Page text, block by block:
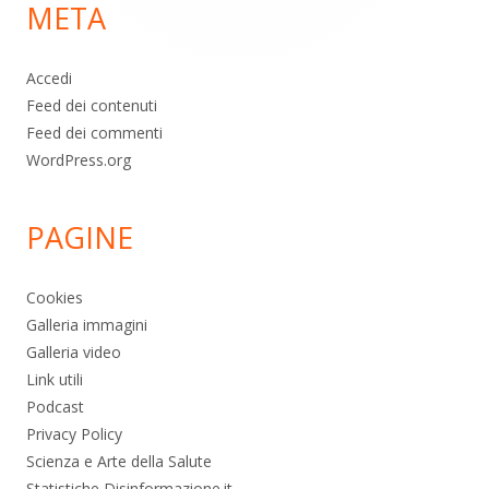
pagina
META
Accedi
Feed dei contenuti
Feed dei commenti
WordPress.org
PAGINE
Cookies
Galleria immagini
Galleria video
Link utili
Podcast
Privacy Policy
Scienza e Arte della Salute